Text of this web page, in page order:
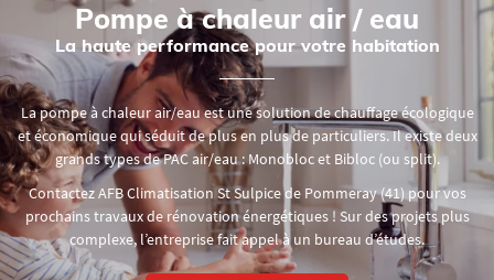
Pompe à chaleur air / eau
La haute performance pour votre habitation
La pompe à chaleur air/eau est une solution de chauffage écologique
et économique qui séduit de plus en plus de particuliers. Il existe deux
grands types de PAC air/eau : Monobloc et Bibloc (ou split).
Contactez AFB Climatisation St Sulpice de Pommeray (41) pour vos
prochains travaux de rénovation énergétiques ! Sur des projets plus
complexe, l’entreprise fait appel à un bureau d’études.